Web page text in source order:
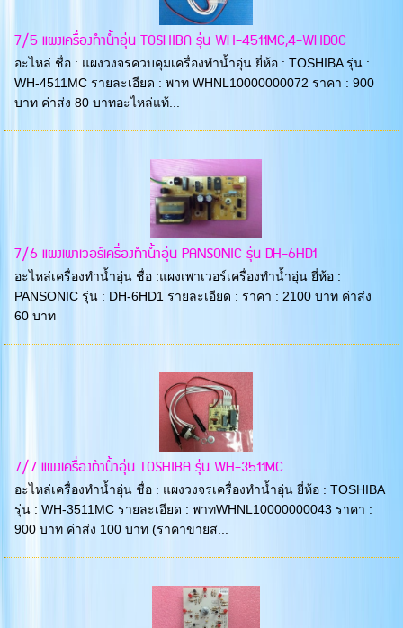
7/5 แผงเครื่องทำน้ำอุ่น TOSHIBA รุ่น WH-4511MC,4-WHDOC
อะไหล่ ชื่อ : แผงวงจรควบคุมเครื่องทำน้ำอุ่น ยี่ห้อ : TOSHIBA รุ่น :
WH-4511MC รายละเอียด : พาท WHNL10000000072 ราคา : 900
บาท ค่าส่ง 80 บาทอะไหล่แท้...
7/6 แผงเพาเวอร์เครื่องทำน้ำอุ่น PANSONIC รุ่น DH-6HD1
อะไหล่เครื่องทำน้ำอุ่น ชื่อ :แผงเพาเวอร์เครื่องทำน้ำอุ่น ยี่ห้อ :
PANSONIC รุ่น : DH-6HD1 รายละเอียด : ราคา : 2100 บาท ค่าส่ง
60 บาท
7/7 แผงเครื่องทำน้ำอุ่น TOSHIBA รุ่น WH-3511MC
อะไหล่เครื่องทำน้ำอุ่น ชื่อ : แผงวงจรเครื่องทำน้ำอุ่น ยี่ห้อ : TOSHIBA
รุ่น : WH-3511MC รายละเอียด : พาทWHNL10000000043 ราคา :
900 บาท ค่าส่ง 100 บาท (ราคาขายส...